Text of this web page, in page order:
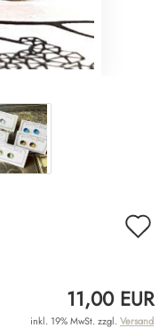
11,00 EUR
inkl. 19% MwSt. zzgl. Versand